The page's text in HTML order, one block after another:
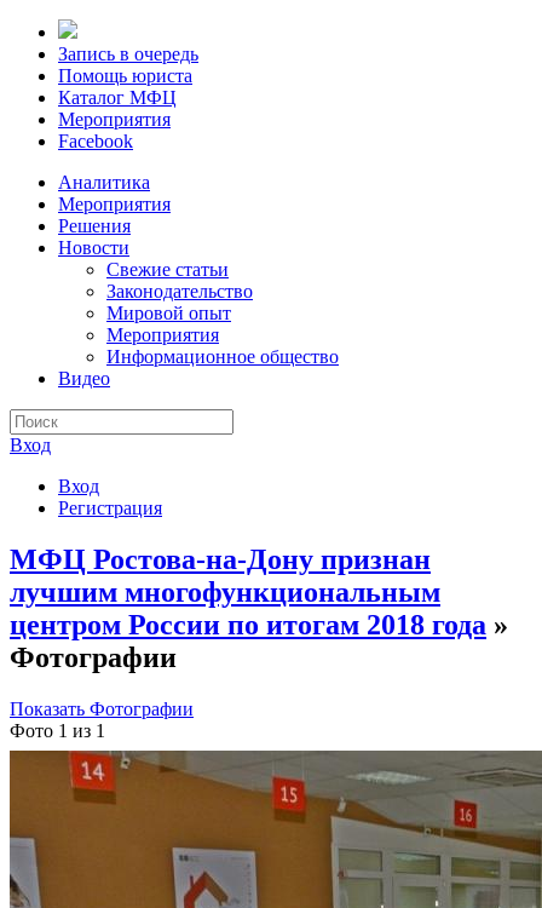
Запись в очередь
Помощь юриста
Каталог МФЦ
Мероприятия
Facebook
Аналитика
Мероприятия
Решения
Новости
Свежие статьи
Законодательство
Мировой опыт
Мероприятия
Информационное общество
Видео
Вход
Вход
Регистрация
МФЦ Ростова-на-Дону признан
лучшим многофункциональным
центром России по итогам 2018 года »
Фотографии
Показать Фотографии
Фото 1 из 1